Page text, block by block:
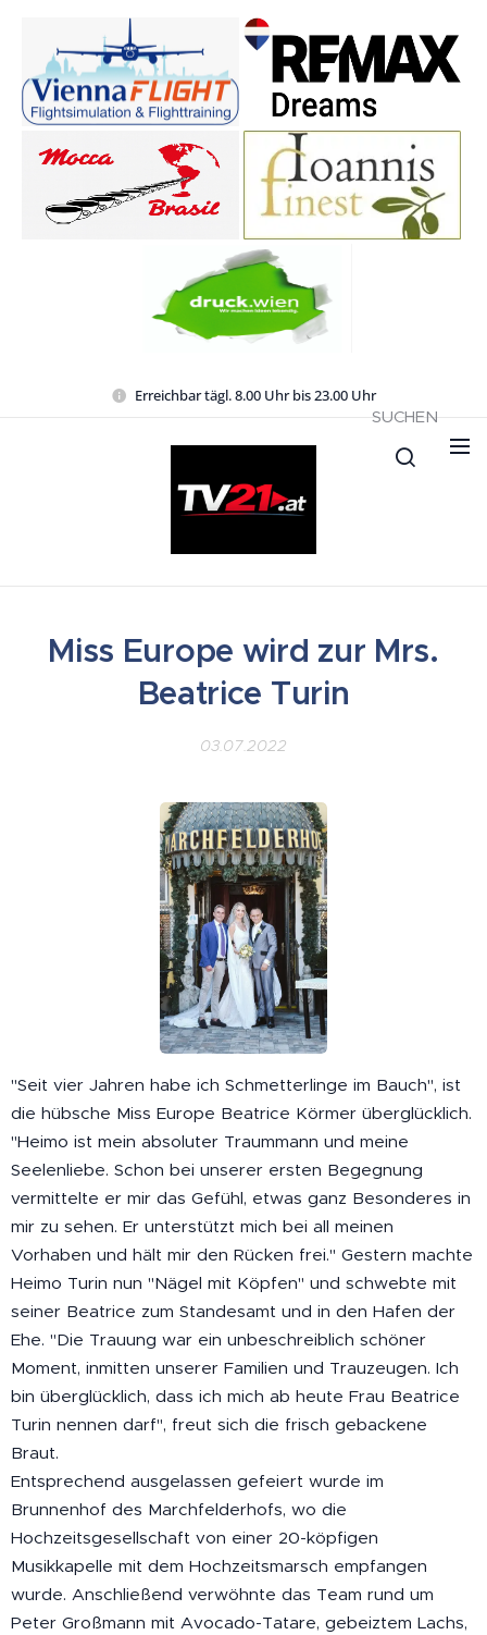
Erreichbar tägl. 8.00 Uhr bis 23.00 Uhr
SUCHEN
Miss Europe wird zur Mrs.
Beatrice Turin
03.07.2022
"Seit vier Jahren habe ich Schmetterlinge im Bauch", ist
die hübsche Miss Europe Beatrice Körmer überglücklich.
"Heimo ist mein absoluter Traummann und meine
Seelenliebe. Schon bei unserer ersten Begegnung
vermittelte er mir das Gefühl, etwas ganz Besonderes in
mir zu sehen. Er unterstützt mich bei all meinen
Vorhaben und hält mir den Rücken frei." Gestern machte
Heimo Turin nun "Nägel mit Köpfen" und schwebte mit
seiner Beatrice zum Standesamt und in den Hafen der
Ehe. "Die Trauung war ein unbeschreiblich schöner
Moment, inmitten unserer Familien und Trauzeugen. Ich
bin überglücklich, dass ich mich ab heute Frau Beatrice
Turin nennen darf", freut sich die frisch gebackene
Braut.
Entsprechend ausgelassen gefeiert wurde im
Brunnenhof des Marchfelderhofs, wo die
Hochzeitsgesellschaft von einer 20-köpfigen
Musikkapelle mit dem Hochzeitsmarsch empfangen
wurde. Anschließend verwöhnte das Team rund um
Peter Großmann mit Avocado-Tatare, gebeiztem Lachs,